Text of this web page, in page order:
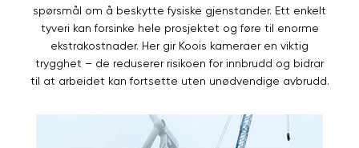
spørsmål om å beskytte fysiske gjenstander. Ett enkelt
tyveri kan forsinke hele prosjektet og føre til enorme
ekstrakostnader. Her gir Koois kameraer en viktig
trygghet – de reduserer risikoen for innbrudd og bidrar
til at arbeidet kan fortsette uten unødvendige avbrudd.